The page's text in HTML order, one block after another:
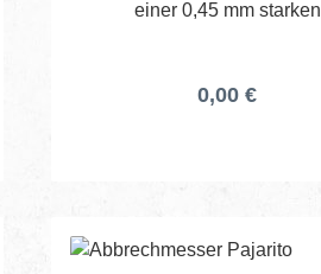
einer 0,45 mm starken
0,00 €